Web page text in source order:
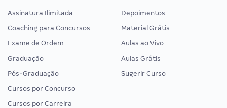
Assinatura Ilimitada
Coaching para Concursos
Exame de Ordem
Graduação
Pós-Graduação
Cursos por Concurso
Cursos por Carreira
Depoimentos
Material Grátis
Aulas ao Vivo
Aulas Grátis
Sugerir Curso